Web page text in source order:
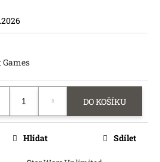
DO KOŠÍKU
Hlídat Sdílet